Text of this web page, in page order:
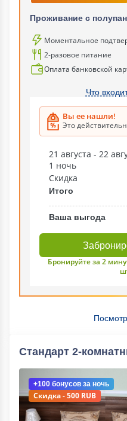
Проживание с
Моментальное
2-разовое питание
Оплата банковской
Что
Вы ее нашли!
Это
21 августа - 22
1 ночь
Скидка
Итого
Ваша выгода
Бронируйте за 2
Стандарт 2-
+100 бонусов за ночь
Скидка - 500 RUB